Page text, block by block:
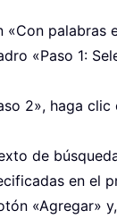
«Con palabras
«Paso 1:
2», haga clic
de
en el
«Agregar»